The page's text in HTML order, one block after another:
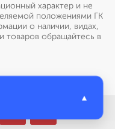
характер и не
положениями ГК
о наличии, видах,
товаров обращайтесь в
▲